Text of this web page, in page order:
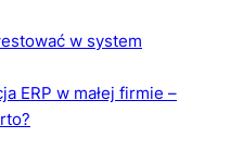
w system
ERP w małej firmie –